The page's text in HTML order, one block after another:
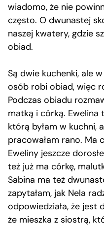
wiadomo, że nie
często. O dwunastej
naszej kwatery, gdzie
obiad.
Są dwie kuchenki, ale
osób robi obiad, więc
Podczas obiadu
matką i córką. Ewelina
którą byłam w kuchni,
pracowałam rano. Ma
Eweliny jeszcze
też już ma córkę,
Sabina ma też
zapytałam, jak Nela
odpowiedziała, że jest
że mieszka z siostrą,